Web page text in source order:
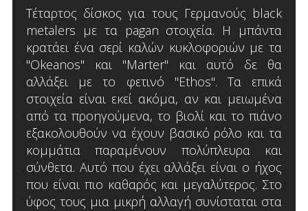
Τέταρτος δίσκος για τους Γερμανούς black
metalers με τα pagan στοιχεία. Η μπάντα
κρατάει ένα σερί καλών κυκλοφοριών με τα
"Okeanos" και "Marter" και αυτό δε θα
αλλάξει με το φετινό "Ethos". Τα επικά
στοιχεία είναι εκεί ακόμα, αν και μειωμένα
από τα προηγούμενα, το βιολί και το πιάνο
εξακολουθούν να έχουν βασικό ρόλο και τα
κομμάτια παραμένουν πολύπλευρα και
σύνθετα. Αυτό που έχει αλλάξει είναι ο ήχος
που είναι πιο καθαρός και μεγαλύτερος. Στο
ύφος τους μια μικρή αλλαγή συνίσταται στα